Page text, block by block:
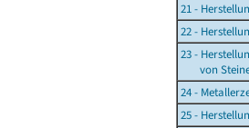
21 -
22 -
23 -
von
24 -
25 -